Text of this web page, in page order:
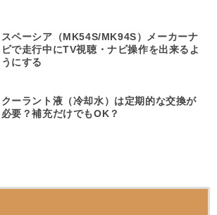
スペーシア（MK54S/MK94S）メーカーナ
ビで走行中にTV視聴・ナビ操作を出来るよ
うにする
クーラント液（冷却水）は定期的な交換が
必要？補充だけでもOK？